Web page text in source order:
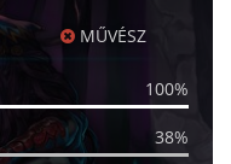
MŰVÉSZ
100%
38%